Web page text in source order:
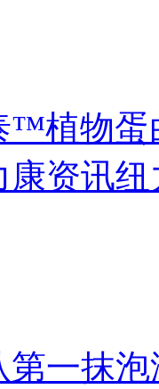
™植物蛋
康资讯纽
第一抹